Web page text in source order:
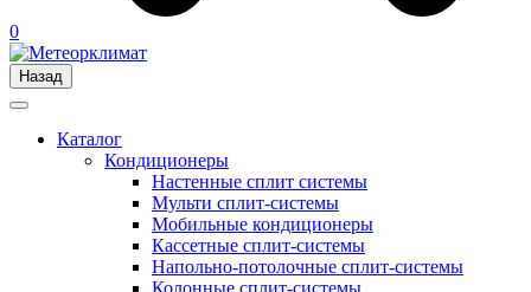
0
Назад
Каталог
Кондиционеры
Настенные сплит системы
Мульти сплит-системы
Мобильные кондиционеры
Кассетные сплит-системы
Напольно-потолочные сплит-системы
Колонные сплит-системы